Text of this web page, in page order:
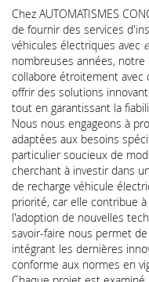
Chez AUTOMATISMES
de fournir des services
véhicules électriques avec
nombreuses années,
collabore étroitement avec
offrir des solutions
tout en garantissant la
Nous nous engageons à
adaptées aux besoins
particulier soucieux de
cherchant à investir dans
de recharge véhicule
priorité, car elle contribue à
l'adoption de nouvelles
savoir-faire nous permet
intégrant les dernières
conforme aux normes en